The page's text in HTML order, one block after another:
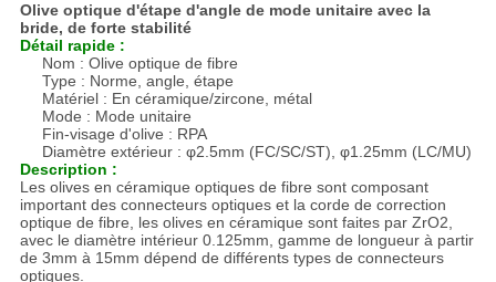
Olive optique d'étape d'angle de mode unitaire avec la
bride, de forte stabilité
Détail rapide :
Nom : Olive optique de fibre
Type : Norme, angle, étape
Matériel : En céramique/zircone, métal
Mode : Mode unitaire
Fin-visage d'olive : RPA
Diamètre extérieur : φ2.5mm (FC/SC/ST), φ1.25mm (LC/MU)
Description :
Les olives en céramique optiques de fibre sont composant
important des connecteurs optiques et la corde de correction
optique de fibre, les olives en céramique sont faites par ZrO2,
avec le diamètre intérieur 0.125mm, gamme de longueur à partir
de 3mm à 15mm dépend de différents types de connecteurs
optiques.